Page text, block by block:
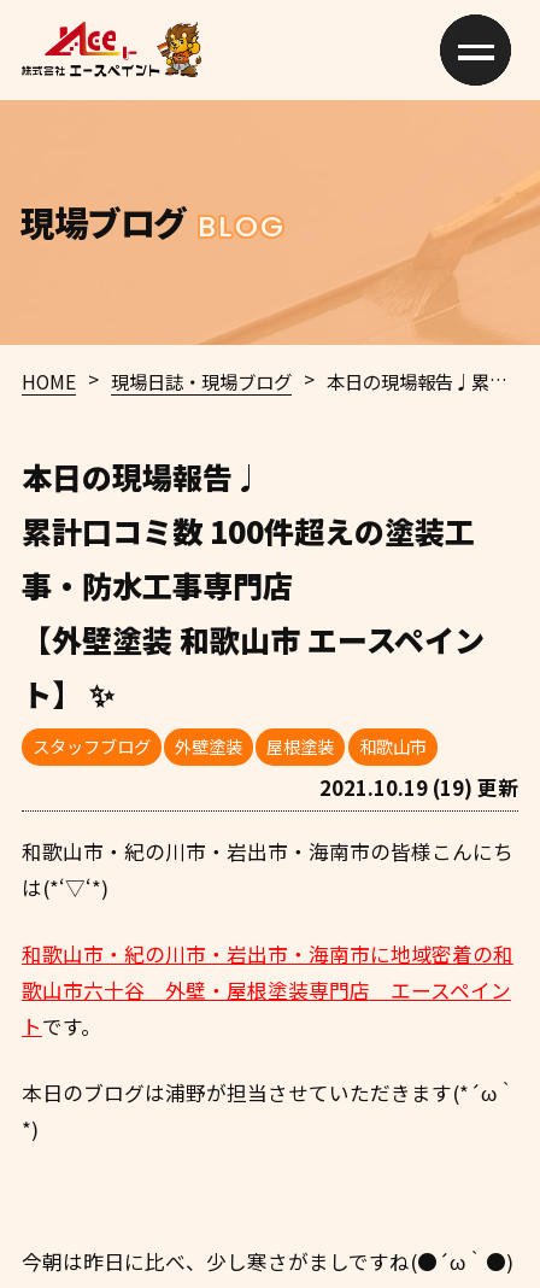
現場ブログ BLOG
HOME > 現場日誌・現場ブログ > 本日の現場報告♩ 累計口コミ数 100件超えの塗装工事・防水工事専門店
本日の現場報告♩
累計口コミ数 100件超えの塗装工
事・防水工事専門店
【外壁塗装 和歌山市 エースペイン
ト】 ✨
スタッフブログ 外壁塗装 屋根塗装 和歌山市
2021.10.19 (19) 更新
和歌山市・紀の川市・岩出市・海南市の皆様こんにち
は(*‘▽‘*)
和歌山市・紀の川市・岩出市・海南市に地域密着の和
歌山市六十谷 外壁・屋根塗装専門店 エースペイン
トです。
本日のブログは浦野が担当させていただきます(*´ω｀
*)
今朝は昨日に比べ、少し寒さがましですね(●´ω｀●)